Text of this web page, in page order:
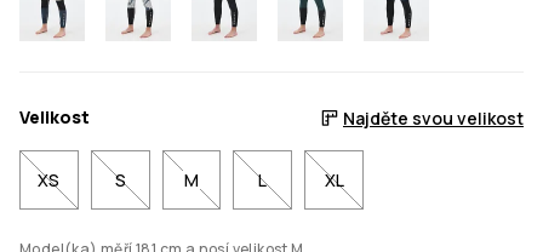
Velikost Najděte svou velikost
XS S M L XL